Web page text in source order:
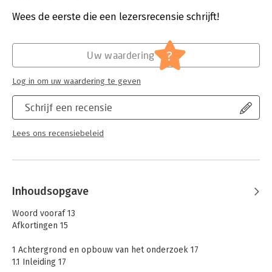
Verschijningsdatum:
21-10-2016
Strafrecht - Strafprocesrecht
Serie:
Utrecht Centre for Accountability and
Wees de eerste die een lezersrecensie schrijft!
Schrijf een recensie
Lees ons recensiebeleid
Uw waardering ?
Log in om uw waardering te geven
Inhoudsopgave
Woord vooraf 13
Afkortingen 15
1 Achtergrond en opbouw van het onderzoek 17
1.1 Inleiding 17